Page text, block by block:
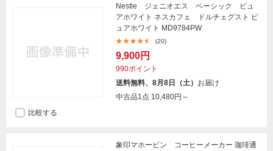
Nestle ジェニオエス ベーシック ピュ
アホワイト ネスカフェ ドルチェグスト ピ
ュアホワイト MD9784PW
(20)
9,900円
990ポイント
送料無料、8月8日（土） お届け
中古品1点 10,480円～
比較する
象印マホービン コーヒーメーカー 珈琲通